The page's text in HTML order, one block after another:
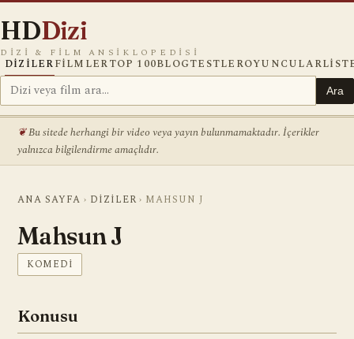
HDDizi
DIZI & FILM ANSIKLOPEDISI
DIZILERFILMLERTOP 100BLOGTESTLEROYUNCULAR
Ara
Bu sitede herhangi bir video veya yayın bulunmamaktadır. İçerikler
yalnızca bilgilendirme amaçlıdır.
ANA SAYFA › DIZILER › MAHSUN J
Mahsun J
KOMEDI
Konusu